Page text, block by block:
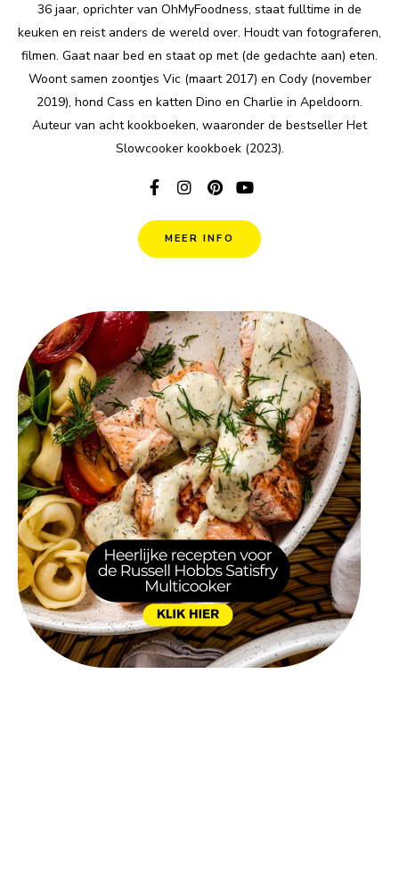
36 jaar, oprichter van OhMyFoodness, staat fulltime in de
keuken en reist anders de wereld over. Houdt van fotograferen,
filmen. Gaat naar bed en staat op met (de gedachte aan) eten.
Woont samen zoontjes Vic (maart 2017) en Cody (november
2019), hond Cass en katten Dino en Charlie in Apeldoorn.
Auteur van acht kookboeken, waaronder de bestseller Het
Slowcooker kookboek (2023).
MEER INFO